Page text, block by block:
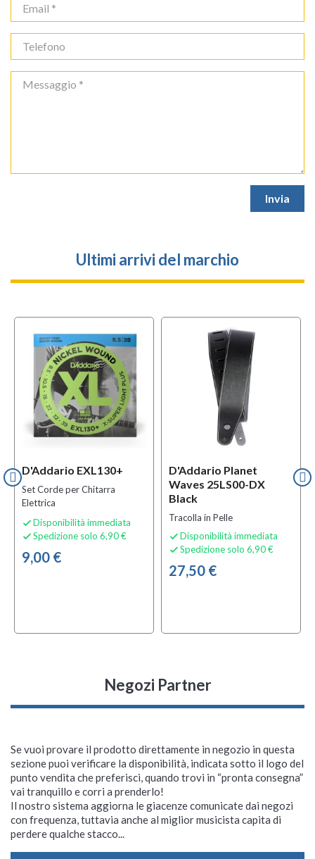
Ultimi arrivi del marchio
D'Addario EXL130+
Set Corde per Chitarra
Elettrica
 Disponibilità immediata
 Spedizione solo 6,90 €
9,00 €
D'Addario Planet
Waves 25LS00-DX
Black
Tracolla in Pelle
 Disponibilità immediata
 Spedizione solo 6,90 €
27,50 €
Negozi Partner
Se vuoi provare il prodotto direttamente in negozio in questa
sezione puoi verificare la disponibilità, indicata sotto il logo del
punto vendita che preferisci, quando trovi in “pronta consegna”
vai tranquillo e corri a prenderlo!
Il nostro sistema aggiorna le giacenze comunicate dai negozi
con frequenza, tuttavia anche al miglior musicista capita di
perdere qualche stacco...